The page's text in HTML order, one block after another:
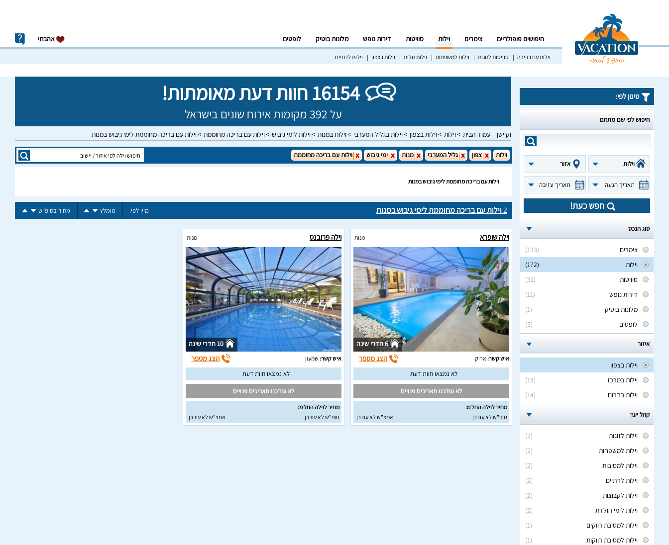
חיפושים פופולריים צימרים וילות סוויטות דירות נופש מלונות בוטיק לופטים אהבתי
וילות עם בריכה סוויטות לזוגות וילות למשפחות וילות זולות וילות בצפון וילות לדתיים
16154 חוות דעת מאומתות!
על 392 מקומות אירוח שונים בישראל
וקיישן – עמוד הבית וילות וילות בצפון וילות בגליל המערבי וילות במנות וילות לימי גיבוש וילות עם בריכה מחוממת וילות עם בריכה מחוממת לימי גיבוש במנות
סינון לפי:
חיפוש לפי שם מתחם
וילות אזור
תאריך הגעה תאריך עזיבה
חפש כעת!
סוג הנכס
(133)
צימרים
(172)
וילות
(31)
סוויטות
(11)
דירות נופש
(1)
מלונות בוטיק
(5)
לופטים
איזור
וילות בצפון
(18)
וילות במרכז
(14)
וילות בדרום
קהל יעד
(2)
וילות לזוגות
(2)
וילות למשפחות
(2)
וילות למסיבות
(2)
וילות לדתיים
(2)
וילות לקבוצות
(2)
וילות לימי הולדת
(1)
וילות למסיבת רווקים
(1)
וילות למסיבת רווקות
וילות צפון גליל המערבי מנות ימי גיבוש וילות עם בריכה מחוממת
וילות עם בריכה מחוממת לימי גיבוש במנות
2וילות עם בריכה מחוממת לימי גיבוש במנות מיין לפי: מומלץ מחיר בסופ"ש
וילה שופרא מנות
6 חדרי שינה
איש קשר: אריק הצג מספר
לא נמצאו חוות דעת
לא עודכנו תאריכים פנויים
מחיר לוילה החל מ:
סופ"ש לא עודכן
אמצ"ש לא עודכן
וילה פרובנס מנות
10 חדרי שינה
איש קשר: שמעון הצג מספר
לא נמצאו חוות דעת
לא עודכנו תאריכים פנויים
מחיר לוילה החל מ:
סופ"ש לא עודכן
אמצ"ש לא עודכן